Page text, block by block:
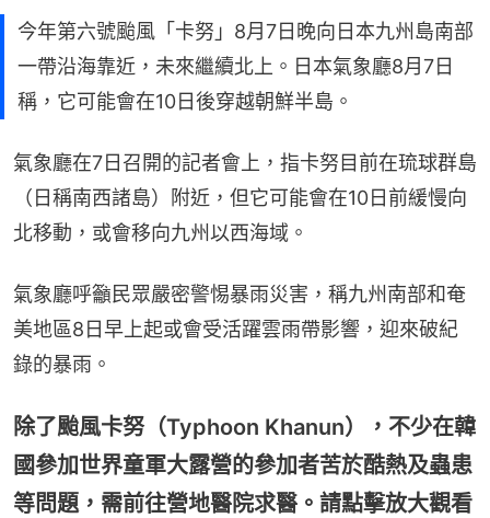
今年第六號颱風「卡努」8月7日晚向日本九州島南部
一帶沿海靠近，未來繼續北上。日本氣象廳8月7日
稱，它可能會在10日後穿越朝鮮半島。
氣象廳在7日召開的記者會上，指卡努目前在琉球群島
（日稱南西諸島）附近，但它可能會在10日前緩慢向
北移動，或會移向九州以西海域。
氣象廳呼籲民眾嚴密警惕暴雨災害，稱九州南部和奄
美地區8日早上起或會受活躍雲雨帶影響，迎來破紀
錄的暴雨。
除了颱風卡努（Typhoon Khanun），不少在韓
國參加世界童軍大露營的參加者苦於酷熱及蟲患
等問題，需前往營地醫院求醫。請點擊放大觀看